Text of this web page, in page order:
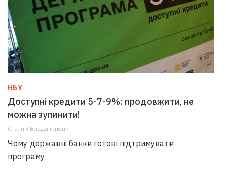
НБУ
Доступні кредити 5-7-9%: продовжити, не
можна зупинити!
Статті • Влада i люди
Чому державні банки готові підтримувати
програму